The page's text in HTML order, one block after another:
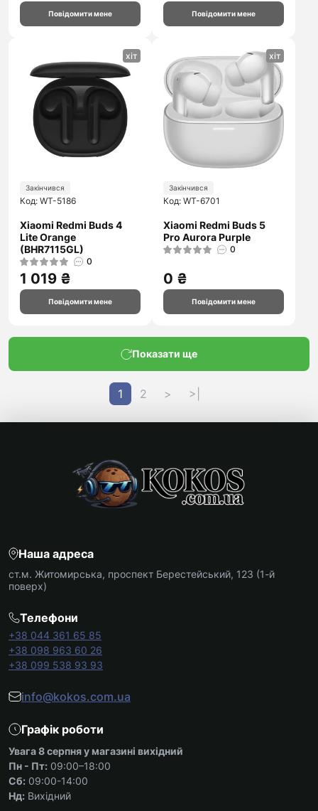
Повідомити мене Повідомити мене
хіт
Закінчився
Код: WT-5186
Xiaomi Redmi Buds 4
Lite Orange
(BHR7115GL)
0
1 019 ₴
Повідомити мене
хіт
Закінчився
Код: WT-6701
Xiaomi Redmi Buds 5
Pro Aurora Purple
0
0 ₴
Повідомити мене
Показати ще
1 2 > >|
Наша адреса
ст.м. Житомирська, проспект Берестейський, 123 (1-й
поверх)
Телефони
+38 044 361 65 85
+38 098 963 60 26
+38 099 538 93 93
info@kokos.com.ua
Графік роботи
Увага 8 серпня у магазині вихідний
Пн - Пт: 09:00–18:00
Сб: 09:00-14:00
Нд: Вихідний